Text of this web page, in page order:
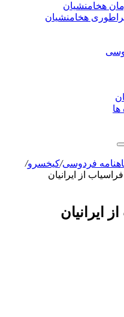
هخامنشیان
هخامنشیان
جستجو
برای
فردوسی/کیخسرو/
از ایرانیان
ایرانیان